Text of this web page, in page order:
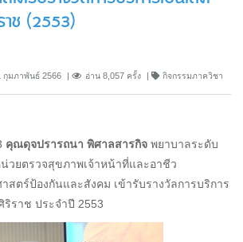
ช (2553)
กุมภาพันธ์ 2566 อ่าน 8,057 ครั้ง กิจกรรมภาควิชา
คุณดุจปรารถนา พิศาลสารกิจ พยาบาลระดับ
วยตรวจสุขภาพเจ้าหน้าที่และอาชีว
สตร์ป้องกันและสังคม เข้ารับรางวัลการบริการ
ริราช ประจำปี 2553